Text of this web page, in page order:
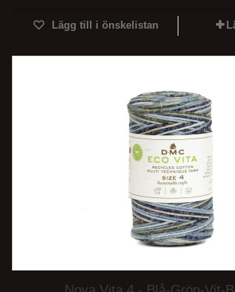
Lägg till i önskelistan